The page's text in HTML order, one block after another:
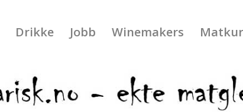
Drikke Jobb Winemakers